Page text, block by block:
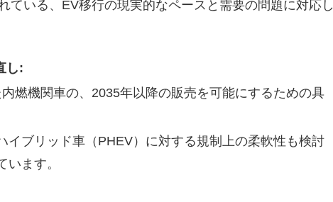
いる、EV移行の現実的なペースと需要の問題に対応し
し:
燃機関車の、2035年以降の販売を可能にするための具
イブリッド車（PHEV）に対する規制上の柔軟性も検討
います。